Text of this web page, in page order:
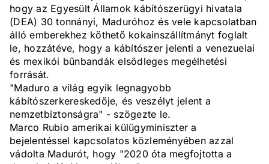
hogy az Egyesült Államok kábítószerügyi hivatala
(DEA) 30 tonnányi, Maduróhoz és vele kapcsolatban
álló emberekhez köthető kokainszállítmányt foglalt
le, hozzátéve, hogy a kábítószer jelenti a venezuelai
és mexikói bűnbandák elsődleges megélhetési
forrását.
"Maduro a világ egyik legnagyobb
kábítószerkereskedője, és veszélyt jelent a
nemzetbiztonságra" - szögezte le.
Marco Rubio amerikai külügyminiszter a
bejelentéssel kapcsolatos közleményében azzal
vádolta Madurót, hogy "2020 óta megfojtotta a